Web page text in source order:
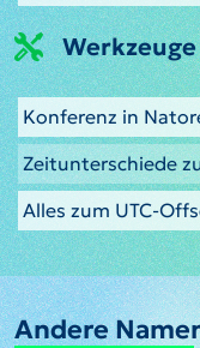
Werkzeuge
Konferenz in
Zeitunterschiede
Alles zum UTC-
Andere